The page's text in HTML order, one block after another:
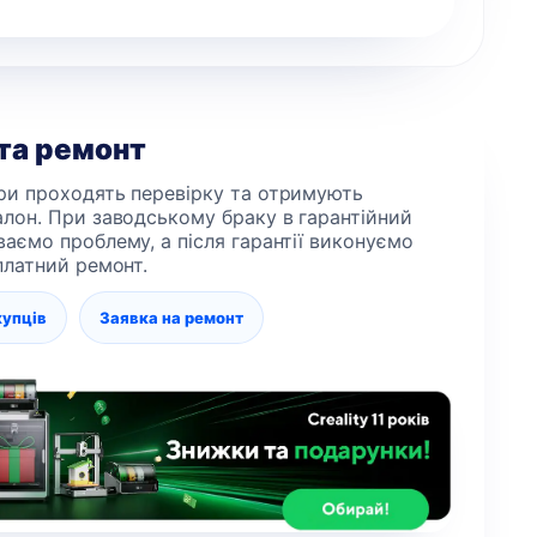
ремонт
проходять перевірку та отримують
При заводському браку в гарантійний
проблему, а після гарантії виконуємо
ремонт.
Заявка на ремонт